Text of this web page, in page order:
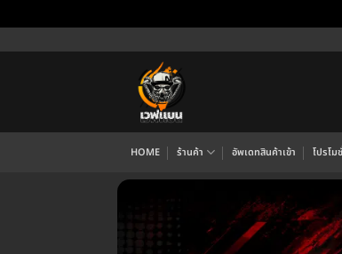
ไป
HOME ร้านค้า อัพเดทสินค้าเข้า โปรโม